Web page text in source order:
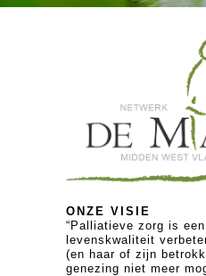
ONZE VISIE
“Palliatieve zorg is
levenskwaliteit
(en haar of zijn
genezing niet meer